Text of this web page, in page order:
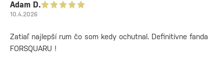
Adam D.
10.4.2026
Zatiaľ najlepší rum čo som kedy ochutnal. Definitívne fanda
FORSQUARU !